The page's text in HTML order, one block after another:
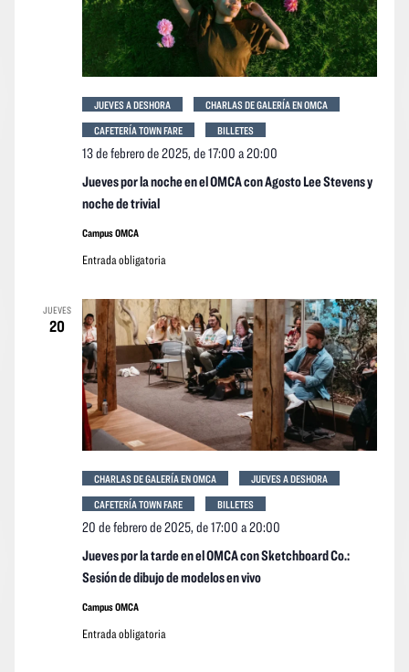
Jueves por la noche en el OMCA con Agosto Lee Stevens y
noche de trivial
13 de febrero de 2025, de 17:00 a20:00
JUEVES A DESHORA
CHARLAS DE GALERÍA EN OMCA
CAFETERÍA TOWN FARE
BILLETES
Campus OMCA
Entrada obligatoria
JUEVES
20
Jueves por la tarde en el OMCA con Sketchboard Co.:
Sesión de dibujo de modelos en vivo
20 de febrero de 2025, de 17:00 a20:00
CHARLAS DE GALERÍA EN OMCA
JUEVES A DESHORA
CAFETERÍA TOWN FARE
BILLETES
Campus OMCA
Entrada obligatoria